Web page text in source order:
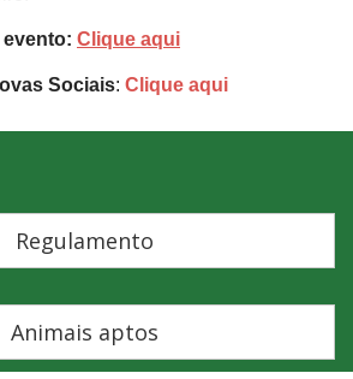
Clique aqui
Sociais: Clique aqui
Regulamento
Animais aptos